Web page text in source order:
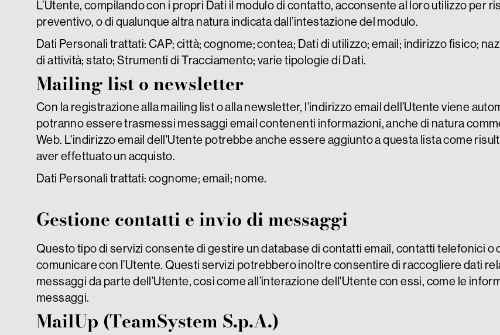
L’Utente, compilando con i propri Dati il modulo di contatto, acconsente al loro utilizzo per
preventivo, o di qualunque altra natura indicata dall’intestazione del modulo.
Dati Personali trattati: CAP; città; cognome; contea; Dati di utilizzo; email; indirizzo fisico;
di attività; stato; Strumenti di Tracciamento; varie tipologie di Dati.
Mailing list o newsletter
Con la registrazione alla mailing list o alla newsletter, l’indirizzo email dell’Utente viene
potranno essere trasmessi messaggi email contenenti informazioni, anche di natura
Web. L'indirizzo email dell'Utente potrebbe anche essere aggiunto a questa lista come
aver effettuato un acquisto.
Dati Personali trattati: cognome; email; nome.
Gestione contatti e invio di messaggi
Questo tipo di servizi consente di gestire un database di contatti email, contatti telefonici o
comunicare con l’Utente. Questi servizi potrebbero inoltre consentire di raccogliere dati
messaggi da parte dell’Utente, così come all’interazione dell'Utente con essi, come le
messaggi.
MailUp (TeamSystem S.p.A.)